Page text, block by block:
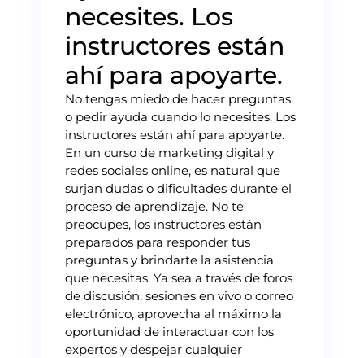
necesites. Los
instructores están
ahí para apoyarte.
No tengas miedo de hacer preguntas
o pedir ayuda cuando lo necesites. Los
instructores están ahí para apoyarte.
En un curso de marketing digital y
redes sociales online, es natural que
surjan dudas o dificultades durante el
proceso de aprendizaje. No te
preocupes, los instructores están
preparados para responder tus
preguntas y brindarte la asistencia
que necesitas. Ya sea a través de foros
de discusión, sesiones en vivo o correo
electrónico, aprovecha al máximo la
oportunidad de interactuar con los
expertos y despejar cualquier